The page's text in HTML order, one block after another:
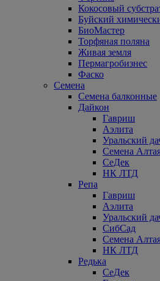
Кокосовый
Буйский
БиоМастер
Торфяная поляна
Живая земля
Пермагробизнес
Фаско
Семена
Семена балконные
Дайкон
Гавриш
Аэлита
Уральский
Семена
СеДек
НК ЛТД
Репа
Гавриш
Аэлита
Уральский
СибСад
Семена
НК ЛТД
Редька
СеДек